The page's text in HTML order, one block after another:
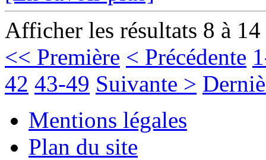
Afficher les résultats 8 à
<< Première < Précédente
42 43-49 Suivante >
Mentions légales
Plan du site